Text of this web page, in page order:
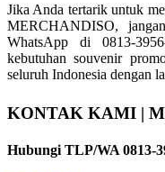
Jika Anda tertarik untuk
MERCHANDISO,
WhatsApp di 0813-
kebutuhan souvenir
seluruh Indonesia dengan
KONTAK KAMI |
Hubungi TLP/WA 0813-